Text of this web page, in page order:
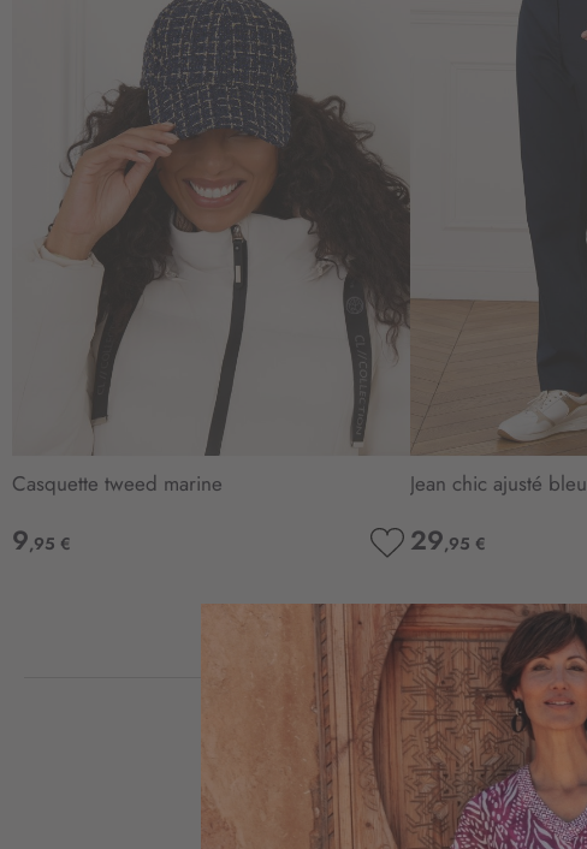
Casquette tweed marine
9,95 €
MA
LISTE
D’ENVIE
Jean chic ajusté bleu
29,95 €